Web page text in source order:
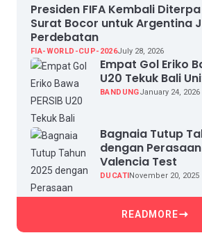
Presiden FIFA Kembali
Surat Bocor untuk Argentina
Perdebatan
FIA-WORLD-CUP-2026July 28, 2026
Empat Gol Eriko
U20 Tekuk Bali
BANDUNGJanuary 24, 2026
Bagnaia Tutup
dengan
Valencia Test
DUCATINovember 20, 2025
READMORE